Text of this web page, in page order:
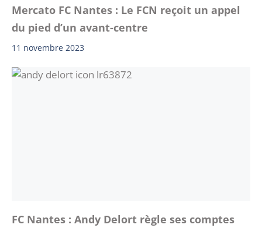
Mercato FC Nantes : Le FCN reçoit un appel
du pied d’un avant-centre
11 novembre 2023
FC Nantes : Andy Delort règle ses comptes